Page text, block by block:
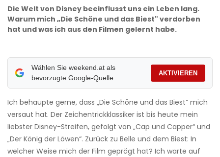
Die Welt von Disney beeinflusst uns ein Leben lang.
Warum mich „Die Schöne und das Biest" verdorben
hat und was ich aus den Filmen gelernt habe.
Wählen Sie weekend.at als
bevorzugte Google-Quelle
AKTIVIEREN
Ich behaupte gerne, dass „Die Schöne und das Biest“ mich
versaut hat. Der Zeichentrickklassiker ist bis heute mein
liebster Disney-Streifen, gefolgt von „Cap und Capper“ und
„Der König der Löwen“. Zurück zu Belle und dem Biest: In
welcher Weise mich der Film geprägt hat? Ich warte auf